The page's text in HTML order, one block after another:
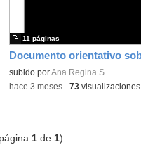
Contenido educativo.
subido porAna Regina S.
11 páginas
-hace 3 meses- 73visualizaciones
1de 1)